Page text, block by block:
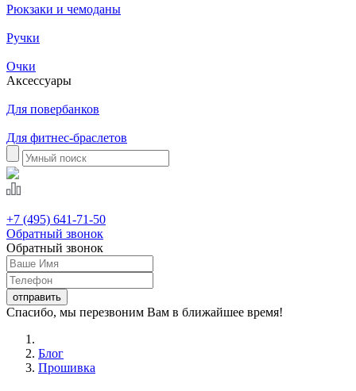
Рюкзаки и чемоданы
Ручки
Очки
Аксессуары
Для повербанков
Для фитнес-браслетов
+7 (495) 641-71-50
Обратный звонок
Обратный звонок
Спасибо, мы перезвоним Вам в ближайшее время!
Блог
Прошивка